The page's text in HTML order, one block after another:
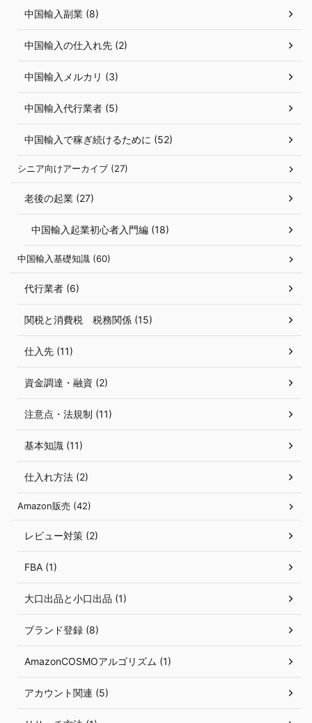
中国輸入副業 (8)
中国輸入の仕入れ先 (2)
中国輸入メルカリ (3)
中国輸入代行業者 (5)
中国輸入で稼ぎ続けるために (52)
シニア向けアーカイブ (27)
老後の起業 (27)
中国輸入起業初心者入門編 (18)
中国輸入基礎知識 (60)
代行業者 (6)
関税と消費税 税務関係 (15)
仕入先 (11)
資金調達・融資 (2)
注意点・法規制 (11)
基本知識 (11)
仕入れ方法 (2)
Amazon販売 (42)
レビュー対策 (2)
FBA (1)
大口出品と小口出品 (1)
ブランド登録 (8)
AmazonCOSMOアルゴリズム (1)
アカウント関連 (5)